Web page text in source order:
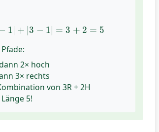
1 + |3 − 1 = 3 + 2 = 5
− | +| −1 3+ 2 =5
2× hoch
3× rechts
von 3R + 2H
5!